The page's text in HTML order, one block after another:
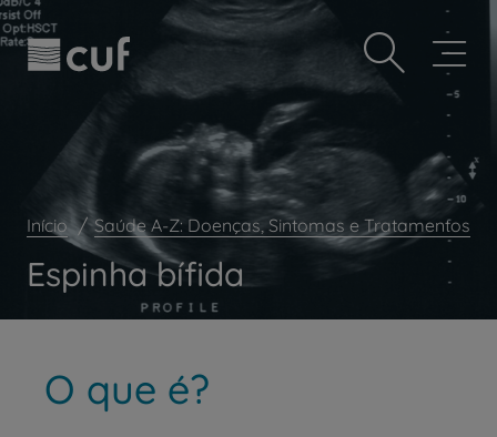
Observação:
este
inclui
acessibilidade.
Passar
para
conteúdo
Prevenção e bem-estar
Grandes Áreas da Saúde
Serviços CUF
Plano +CUF
Clientes e acompanhantes
CUF Academic Center
Para profissionais
Contacte-nos
Início Saúde A-Z: Doenças, Sintomas e Tratamentos
Espinha bífida
O que é?